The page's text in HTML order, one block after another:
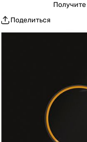
Получите
Поделиться